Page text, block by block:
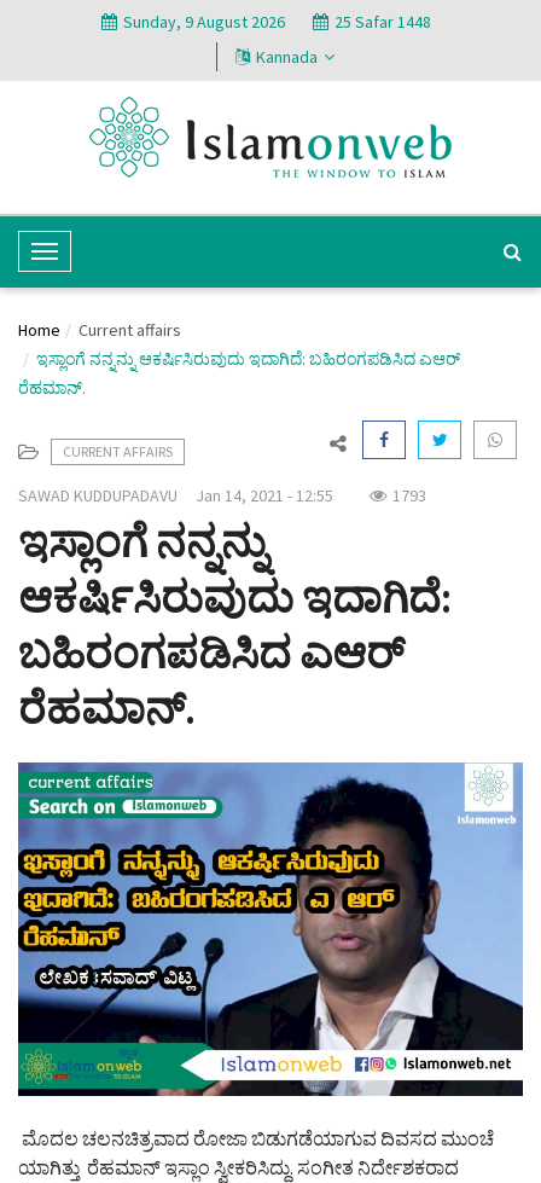
Sunday, 9 August 2026
25 Safar 1448
Kannada
T
o
g
l
e
a
v
g
t
o
n
Home
Current affairs
ಇಸ್ಲಾಂಗೆ ನನ್ನನ್ನು ಆಕರ್ಷಿಸಿರುವುದು ಇದಾಗಿದೆ: ಬಹಿರಂಗಪಡಿಸಿದ ಎಆರ್
ರೆಹಮಾನ್.
CURRENT AFFAIRS
SAWAD KUDDUPADAVU Jan 14, 2021 - 12:55 1793
ಇಸ್ಲಾಂಗೆ ನನ್ನನ್ನು
ಆಕರ್ಷಿಸಿರುವುದು ಇದಾಗಿದೆ:
ಬಹಿರಂಗಪಡಿಸಿದ ಎಆರ್
ರೆಹಮಾನ್.
ಮೊದಲ ಚಲನಚಿತ್ರವಾದ ರೋಜಾ ಬಿಡುಗಡೆಯಾಗುವ ದಿವಸದ ಮುಂಚೆ
ಯಾಗಿತ್ತು ರೆಹಮಾನ್ ಇಸ್ಲಾಂ ಸ್ವೀಕರಿಸಿದ್ದು. ಸಂಗೀತ ನಿರ್ದೇಶಕರಾದ